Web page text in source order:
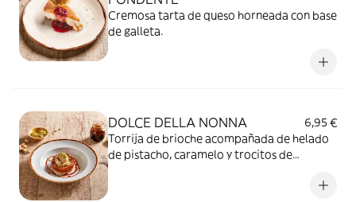
Cremosa tarta de queso horneada con base
de galleta.
DOLCE DELLA NONNA
6,95 €
Torrija de brioche acompañada de helado
de pistacho, caramelo y trocitos de